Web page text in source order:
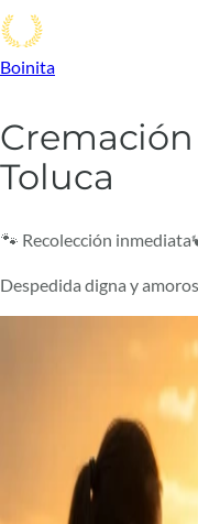
Boinita
Toluca
🐾 Recolección inmediata
Despedida digna y